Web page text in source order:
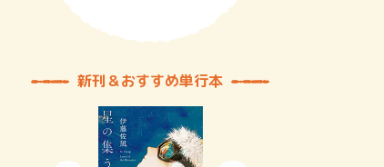
新刊＆おすすめ単行本